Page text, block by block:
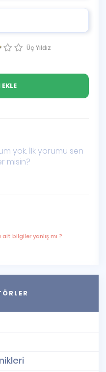
Üç Yıldız
yok. İlk yorumu sen
misin?
bilgiler yanlış mı ?